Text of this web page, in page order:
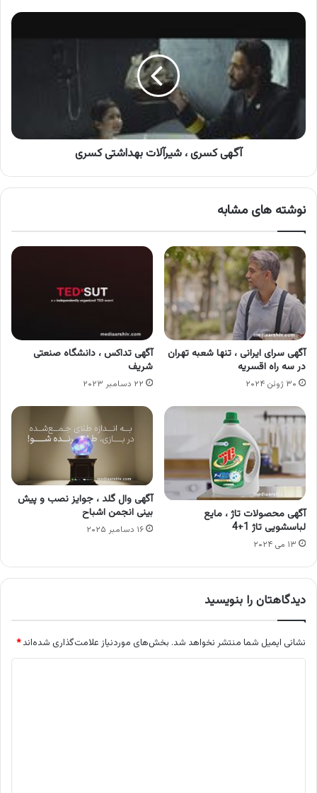
آگهی
شیرآلات
بهداشتی
کسری
آگهی کسری ، شیرآلات بهداشتی کسری
نوشته های مشابه
آگهی سرای ایرانی ، تنها شعبه تهران
در سه راه اقسریه
۳۰ ژوئن ۲۰۲۴
آگهی تداکس ، دانشگاه صنعتی
شریف
۲۲ دسامبر ۲۰۲۳
آگهی محصولات تاژ ، مایع
لباسشویی تاژ 1+4
۱۳ می ۲۰۲۴
آگهی وال گلد ، جوایز نصب و پیش
بینی انجمن اشباح
۱۶ دسامبر ۲۰۲۵
دیدگاهتان را بنویسید
نشانی ایمیل شما منتشر نخواهد شد. بخش‌های موردنیاز علامت‌گذاری شده‌اند*